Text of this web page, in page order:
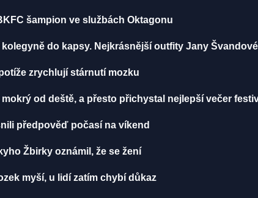
šampion ve službách Oktagonu
do kapsy. Nejkrásnější outfity Jany
zrychlují stárnutí mozku
od deště, a přesto přichystal nejlepší večer
předpověď počasí na víkend
Žbirky oznámil, že se žení
myší, u lidí zatím chybí důkaz